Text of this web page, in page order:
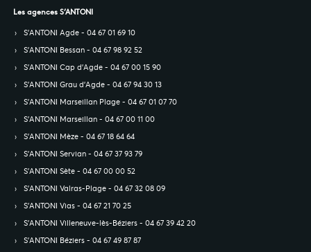
Les agences S’ANTONI
S’ANTONI Agde - 04 67 01 69 10
S’ANTONI Bessan - 04 67 98 92 52
S’ANTONI Cap d'Agde - 04 67 00 15 90
S’ANTONI Grau d'Agde - 04 67 94 30 13
S’ANTONI Marseillan Plage - 04 67 01 07 70
S’ANTONI Marseillan - 04 67 00 11 00
S’ANTONI Mèze - 04 67 18 64 64
S’ANTONI Servian - 04 67 37 93 79
S’ANTONI Sète - 04 67 00 00 52
S’ANTONI Valras-Plage - 04 67 32 08 09
S’ANTONI Vias - 04 67 21 70 25
S’ANTONI Villeneuve-lès-Béziers - 04 67 39 42 20
S’ANTONI Béziers - 04 67 49 87 87